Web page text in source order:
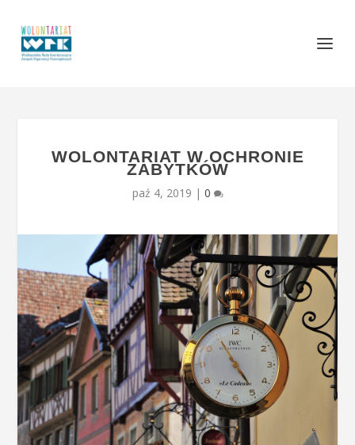
WOLONTARIAT W OCHRONIE
ZABYTKÓW
paź 4, 2019 | 0